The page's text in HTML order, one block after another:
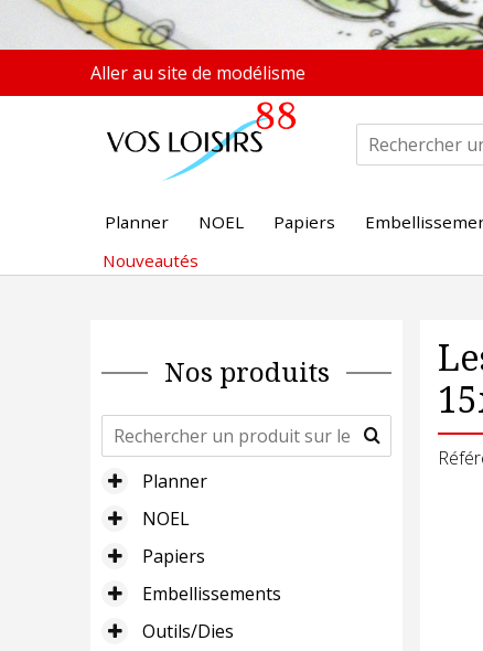
Aller au site de modélisme
Planner NOEL Papiers
Nouveautés
Nos produits
Planner
NOEL
Papiers
Embellissements
Outils/Dies